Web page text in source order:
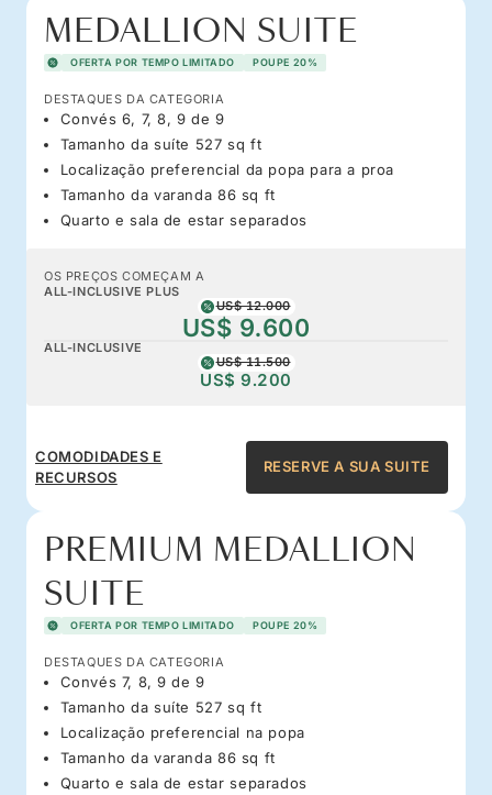
MEDALLION SUITE
OFERTA POR TEMPO LIMITADO POUPE 20%
DESTAQUES DA CATEGORIA
Convés 6, 7, 8, 9 de 9
Tamanho da suíte 527 sq ft
Localização preferencial da popa para a proa
Tamanho da varanda 86 sq ft
Quarto e sala de estar separados
OS PREÇOS COMEÇAM A
ALL-INCLUSIVE PLUS
US$ 12.000
US$ 9.600
ALL-INCLUSIVE
US$ 11.500
US$ 9.200
COMODIDADES E
RECURSOS
RESERVE A SUA SUITE
PREMIUM MEDALLION
SUITE
OFERTA POR TEMPO LIMITADO POUPE 20%
DESTAQUES DA CATEGORIA
Convés 7, 8, 9 de 9
Tamanho da suíte 527 sq ft
Localização preferencial na popa
Tamanho da varanda 86 sq ft
Quarto e sala de estar separados